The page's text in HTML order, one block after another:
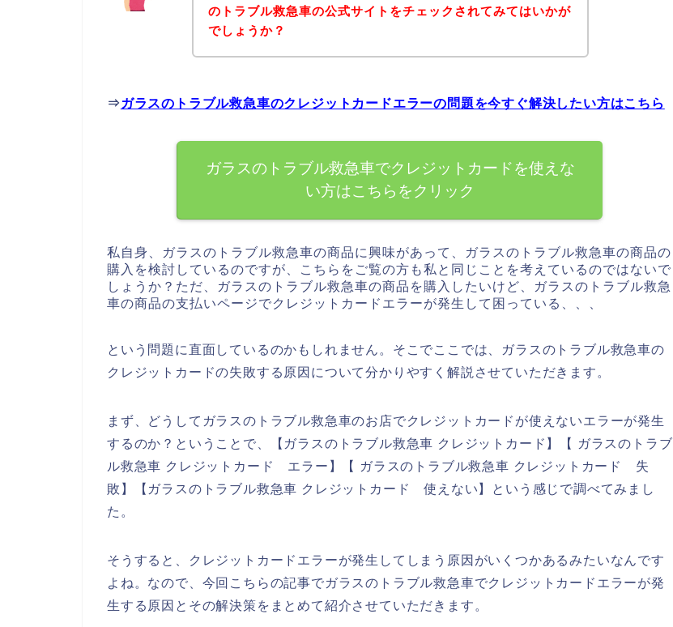
のトラブル救急車の公式サイトをチェックされてみてはいかが
でしょうか？
⇒ ガラスのトラブル救急車のクレジットカードエラーの問題を今すぐ解決したい方はこちら
ガラスのトラブル救急車でクレジットカードを使えな
い方はこちらをクリック
私自身、ガラスのトラブル救急車の商品に興味があって、ガラスのトラブル救急車の商品の
購入を検討しているのですが、こちらをご覧の方も私と同じことを考えているのではないで
しょうか？ただ、ガラスのトラブル救急車の商品を購入したいけど、ガラスのトラブル救急
車の商品の支払いページでクレジットカードエラーが発生して困っている、、、
という問題に直面しているのかもしれません。そこでここでは、ガラスのトラブル救急車の
クレジットカードの失敗する原因について分かりやすく解説させていただきます。
まず、どうしてガラスのトラブル救急車のお店でクレジットカードが使えないエラーが発生
するのか？ということで、【ガラスのトラブル救急車 クレジットカード】【 ガラスのトラブ
ル救急車 クレジットカード エラー】【 ガラスのトラブル救急車 クレジットカード 失
敗】【ガラスのトラブル救急車 クレジットカード 使えない】という感じで調べてみまし
た。
そうすると、クレジットカードエラーが発生してしまう原因がいくつかあるみたいなんです
よね。なので、今回こちらの記事でガラスのトラブル救急車でクレジットカードエラーが発
生する原因とその解決策をまとめて紹介させていただきます。